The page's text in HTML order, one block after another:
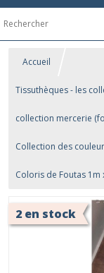
Accueil
Tissuthèques - les
collection mercerie
Collection des
Coloris de Foutas 1m
2 en stock